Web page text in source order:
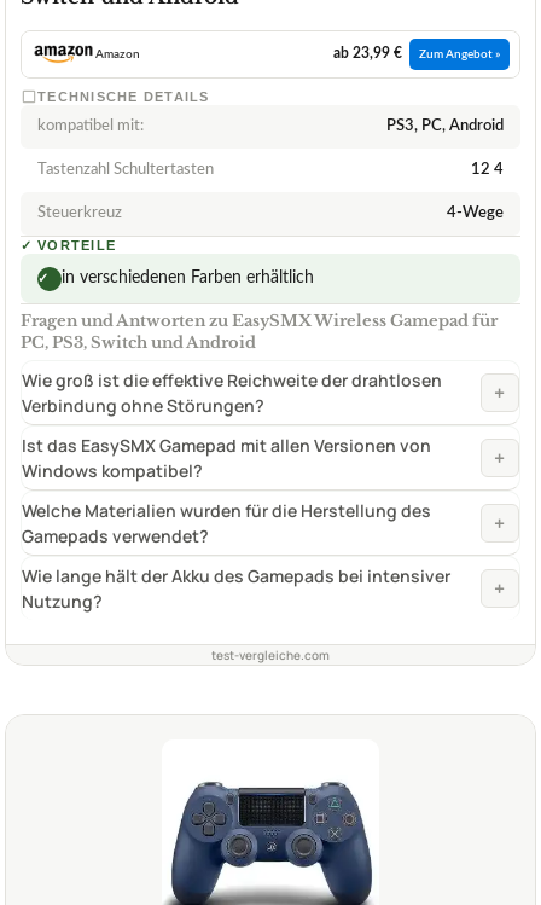
Amazon ab 23,99 € Zum Angebot »
TECHNISCHE DETAILS
kompatibel mit: PS3, PC, Android
Tastenzahl Schultertasten 12 4
Steuerkreuz 4-Wege
✓ VORTEILE
✓ in verschiedenen Farben erhältlich
Fragen und Antworten zu EasySMX Wireless Gamepad für
PC, PS3, Switch und Android
Wie groß ist die effektive Reichweite der drahtlosen
Verbindung ohne Störungen?
+
Ist das EasySMX Gamepad mit allen Versionen von
Windows kompatibel?
+
Welche Materialien wurden für die Herstellung des
Gamepads verwendet?
+
Wie lange hält der Akku des Gamepads bei intensiver
Nutzung?
+
test-vergleiche.com